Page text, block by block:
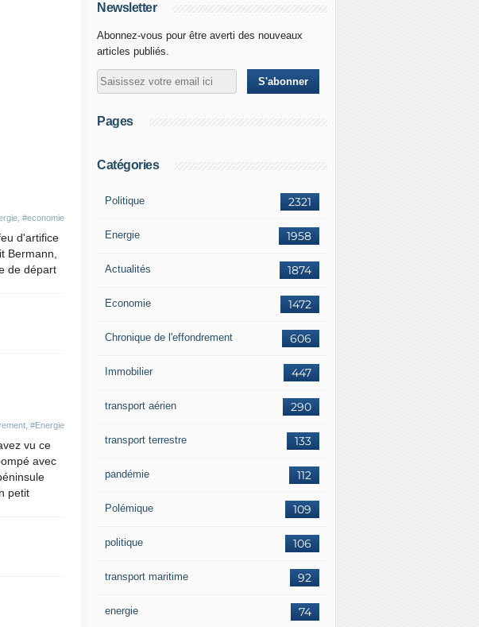
#economie
d'artifice
Bermann,
de départ
#Energie
vu ce
avec
petit
Newsletter
Abonnez-vous pour être averti des nouveaux
articles publiés.
Pages
Catégories
2321
Politique
1958
Energie
1874
Actualités
1472
Economie
606
Chronique de l'effondrement
447
Immobilier
290
transport aérien
133
transport terrestre
112
pandémie
109
Polémique
106
politique
92
transport maritime
74
energie